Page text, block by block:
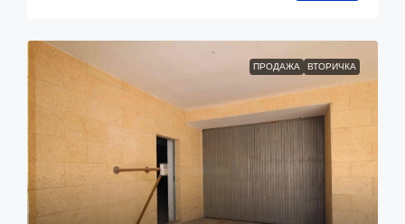
ПРОДАЖА ВТОРИЧКА